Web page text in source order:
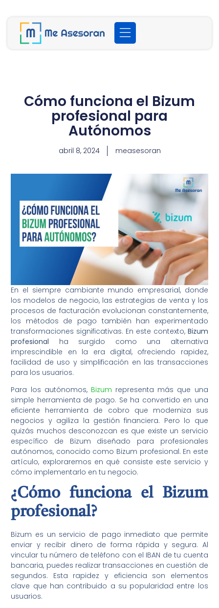
Cómo funciona el Bizum
profesional para
Autónomos
abril 8, 2024 measesoran
En el siempre cambiante mundo empresarial, donde
los modelos de negocio, las estrategias de venta y los
procesos de facturación evolucionan constantemente,
los métodos de pago también han experimentado
transformaciones significativas. En este contexto, Bizum
profesional ha surgido como una alternativa
imprescindible en la era digital, ofreciendo rapidez,
facilidad de uso y simplificación en las transacciones
para los usuarios.
Para los autónomos, Bizum representa más que una
simple herramienta de pago. Se ha convertido en una
eficiente herramienta de cobro que moderniza sus
negocios y agiliza la gestión financiera. Pero lo que
quizás muchos desconozcan es que existe un servicio
específico de Bizum diseñado para profesionales
autónomos, conocido como Bizum profesional. En este
artículo, exploraremos en qué consiste este servicio y
cómo implementarlo en tu negocio.
¿Cómo funciona el Bizum
profesional?
Bizum es un servicio de pago inmediato que permite
enviar y recibir dinero de forma rápida y segura. Al
vincular tu número de teléfono con el IBAN de tu cuenta
bancaria, puedes realizar transacciones en cuestión de
segundos. Esta rapidez y eficiencia son elementos
clave que han contribuido a su popularidad entre los
usuarios.